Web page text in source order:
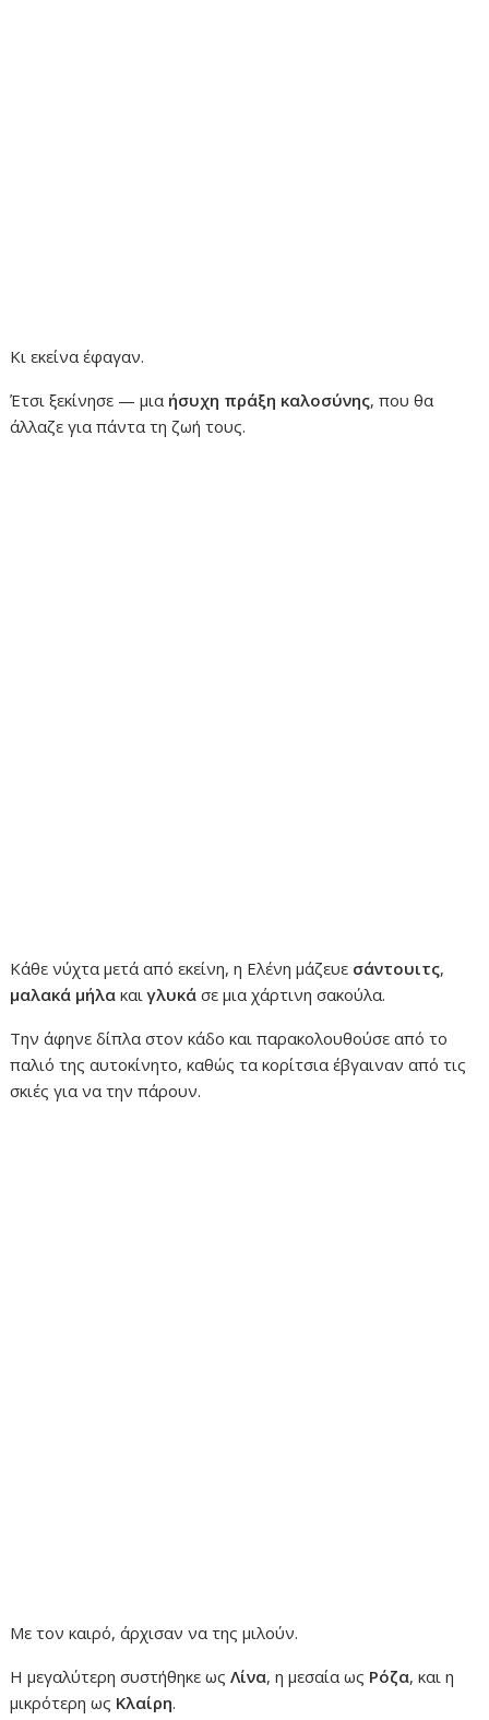
Κι εκείνα έφαγαν.
Έτσι ξεκίνησε — μια ήσυχη πράξη καλοσύνης, που θα
άλλαζε για πάντα τη ζωή τους.
Κάθε νύχτα μετά από εκείνη, η Ελένη μάζευε σάντουιτς,
μαλακά μήλα και γλυκά σε μια χάρτινη σακούλα.
Την άφηνε δίπλα στον κάδο και παρακολουθούσε από το
παλιό της αυτοκίνητο, καθώς τα κορίτσια έβγαιναν από τις
σκιές για να την πάρουν.
Με τον καιρό, άρχισαν να της μιλούν.
Η μεγαλύτερη συστήθηκε ωςΛίνα, η μεσαία ως Ρόζα, και η
μικρότερη ως Κλαίρη.